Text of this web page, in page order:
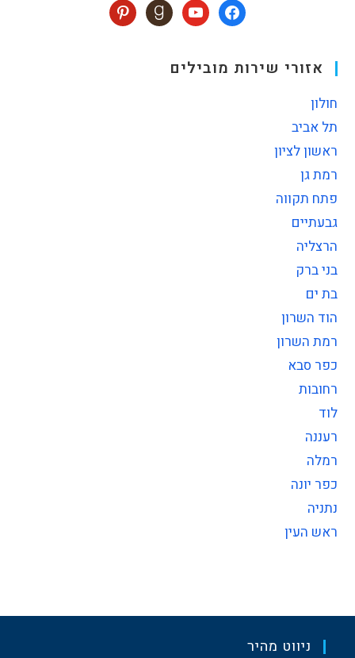
אזורי שירות מובילים
חולון
תל אביב
ראשון לציון
רמת גן
פתח תקווה
גבעתיים
הרצליה
בני ברק
בת ים
הוד השרון
רמת השרון
כפר סבא
רחובות
לוד
רעננה
רמלה
כפר יונה
נתניה
ראש העין
ניווט מהיר